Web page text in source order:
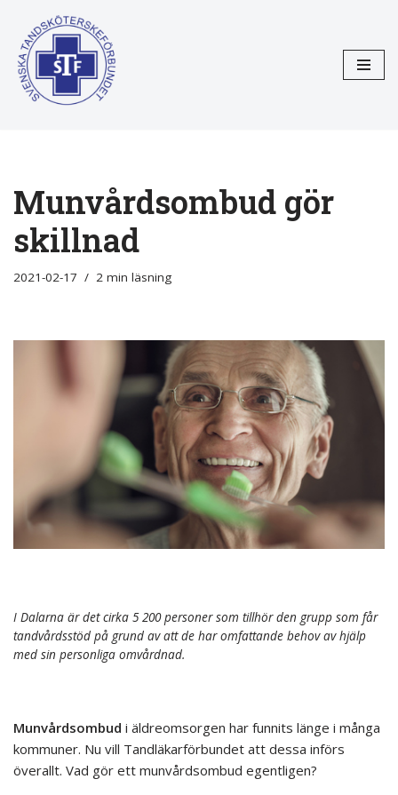
Hoppa
till
innehåll
Munvårdsombud gör
skillnad
2021-02-17 2 min läsning
I Dalarna är det cirka 5 200 personer som tillhör den grupp som får
tandvårdsstöd på grund av att de har omfattande behov av hjälp
med sin personliga omvårdnad.
Munvårdsombud i äldreomsorgen har funnits länge i många
kommuner. Nu vill Tandläkarförbundet att dessa införs
överallt. Vad gör ett munvårdsombud egentligen?